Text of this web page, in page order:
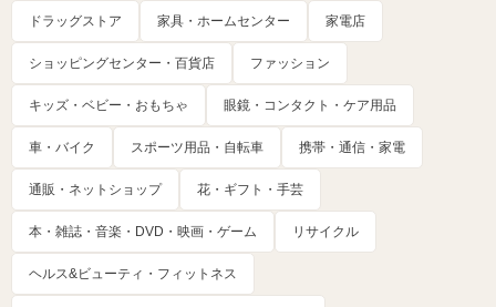
ドラッグストア 家具・ホームセンター 家電店
ショッピングセンター・百貨店 ファッション
キッズ・ベビー・おもちゃ 眼鏡・コンタクト・ケア用品
車・バイク スポーツ用品・自転車 携帯・通信・家電
通販・ネットショップ 花・ギフト・手芸
本・雑誌・音楽・DVD・映画・ゲーム リサイクル
ヘルス&ビューティ・フィットネス